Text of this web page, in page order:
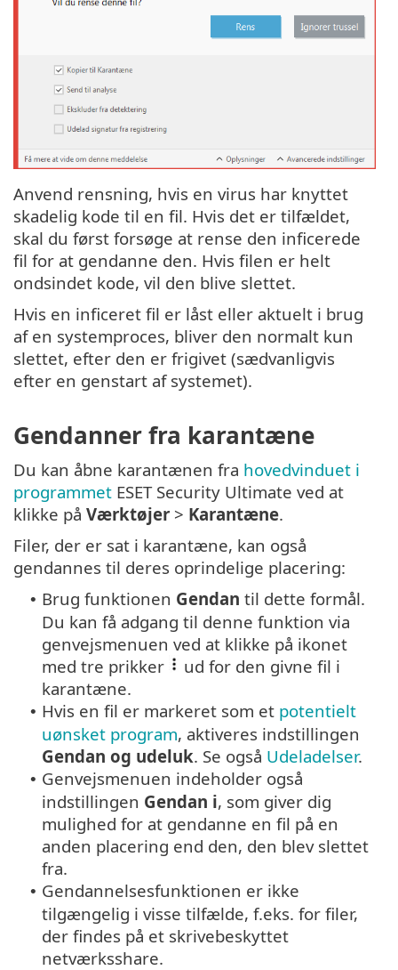
Anvend rensning, hvis en virus har knyttet
skadelig kode til en fil. Hvis det er tilfældet,
skal du først forsøge at rense den inficerede
fil for at gendanne den. Hvis filen er helt
ondsindet kode, vil den blive slettet.
Hvis en inficeret fil er låst eller aktuelt i brug
af en systemproces, bliver den normalt kun
slettet, efter den er frigivet (sædvanligvis
efter en genstart af systemet).
Gendanner fra karantæne
Du kan åbne karantænen fra hovedvinduet i
programmet ESET Security Ultimate ved at
klikke på Værktøjer > Karantæne.
Filer, der er sat i karantæne, kan også
gendannes til deres oprindelige placering:
• Brug funktionen Gendan til dette formål.
Du kan få adgang til denne funktion via
genvejsmenuen ved at klikke på ikonet
med tre prikker
ud for den givne fil i
karantæne.
• Hvis en fil er markeret som et potentielt
uønsket program, aktiveres indstillingen
Gendan og udeluk. Se også Udeladelser.
• Genvejsmenuen indeholder også
indstillingen Gendan i, som giver dig
mulighed for at gendanne en fil på en
anden placering end den, den blev slettet
fra.
• Gendannelsesfunktionen er ikke
tilgængelig i visse tilfælde, f.eks. for filer,
der findes på et skrivebeskyttet
netværksshare.